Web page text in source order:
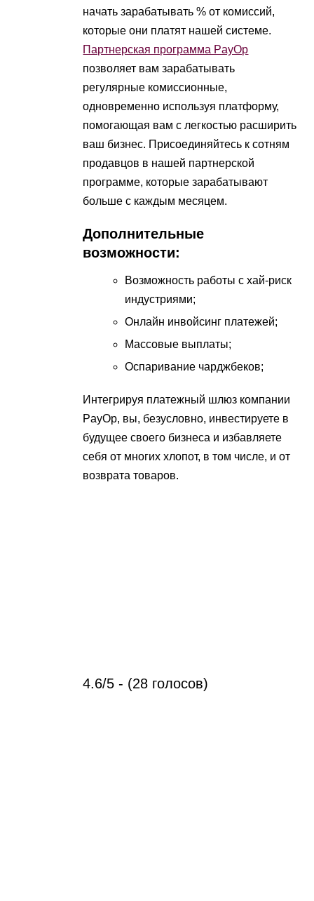
начать зарабатывать % от комиссий,
которые они платят нашей системе.
Партнерская программа PayOp
позволяет вам зарабатывать
регулярные комиссионные,
одновременно используя платформу,
помогающая вам с легкостью расширить
ваш бизнес. Присоединяйтесь к сотням
продавцов в нашей партнерской
программе, которые зарабатывают
больше с каждым месяцем.
Дополнительные
возможности:
Возможность работы с хай-риск
индустриями;
Онлайн инвойсинг платежей;
Массовые выплаты;
Оспаривание чарджбеков;
Интегрируя платежный шлюз компании
PayOp, вы, безусловно, инвестируете в
будущее своего бизнеса и избавляете
себя от многих хлопот, в том числе, и от
возврата товаров.
4.6/5 - (28 голосов)